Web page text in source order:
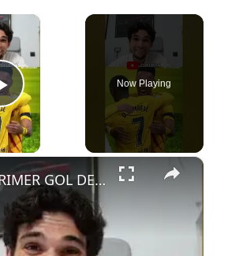
×
Play Video
Now Playing
×
EL PRIMER GOL DE AUBA CON EL DEPOR